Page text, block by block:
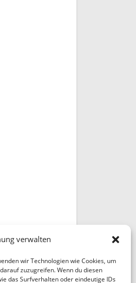
verwalten
wir Technologien wie Cookies, um
zuzugreifen. Wenn du diesen
das Surfverhalten oder eindeutige IDs